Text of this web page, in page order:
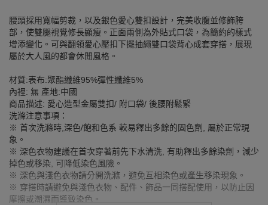
腰頭採用寬幅剪裁，以及銀色愛心雙扣設計，完美收腹並修飾胯
部，使雙腿視覺修長顯瘦。正面兩側為外貼式口袋，為簡約的樣式
增添變化。可與翻領愛心壓扣下擺抽繩雙口袋背心成套穿搭，展現
屬於大人風的都會休閒風格。
材質:表布:聚酯纖維95%彈性纖維5%
內裡: 無 產地:中國
商品描述: 愛心造型金屬雙扣/ 附口袋/ 後腰附鬆緊
洗滌注意事項：
※ 首次洗滌時,深色/飽和色系 較易釋出多餘的固色劑, 屬於正常現
象。
※ 深色衣物建議在首次穿著前先下水清洗, 有助釋出多餘染劑，減少
掉色或移染, 可降低染色風險。
※ 深色與淺色衣物請分開洗滌，避免互相染色或產生移染現象。
※ 穿搭時請避免與淺色衣物、配件、飾品一同搭配使用，以防止因
摩擦或潮濕而導致染色。